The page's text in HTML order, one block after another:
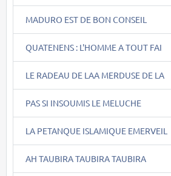
MADURO EST DE BON CONSEIL
QUATENENS : L'HOMME A TOUT FAI
LE RADEAU DE LAA MERDUSE DE LA
PAS SI INSOUMIS LE MELUCHE
LA PETANQUE ISLAMIQUE EMERVEIL
AH TAUBIRA TAUBIRA TAUBIRA